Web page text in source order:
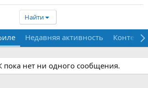
Найти
Недавняя активность Контент
пока нет ни одного сообщения.